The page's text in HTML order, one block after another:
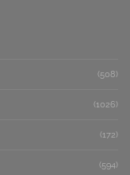
(508)
(1026)
(172)
(594)